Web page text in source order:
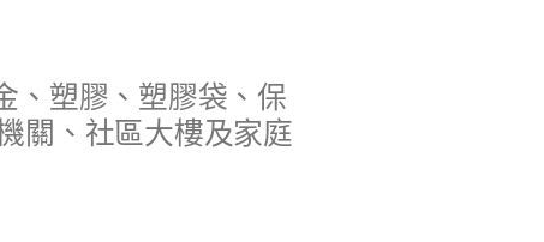
、塑膠、塑膠袋、保
關、社區大樓及家庭